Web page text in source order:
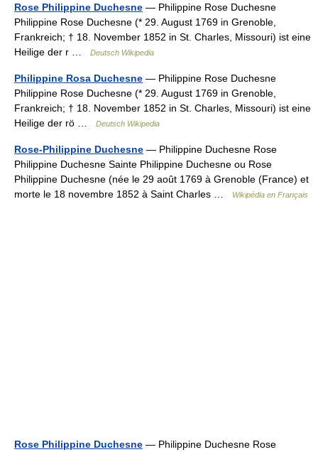
Rose Philippine Duchesne — Philippine Rose Duchesne
Philippine Rose Duchesne (* 29. August 1769 in Grenoble,
Frankreich; † 18. November 1852 in St. Charles, Missouri) ist eine
Heilige der r …
Deutsch Wikipedia
Philippine Rosa Duchesne — Philippine Rose Duchesne
Philippine Rose Duchesne (* 29. August 1769 in Grenoble,
Frankreich; † 18. November 1852 in St. Charles, Missouri) ist eine
Heilige der rö …
Deutsch Wikipedia
Rose-Philippine Duchesne — Philippine Duchesne Rose
Philippine Duchesne Sainte Philippine Duchesne ou Rose
Philippine Duchesne (née le 29 août 1769 à Grenoble (France) et
morte le 18 novembre 1852 à Saint Charles …
Wikipédia en Français
Rose Philippine Duchesne — Philippine Duchesne Rose